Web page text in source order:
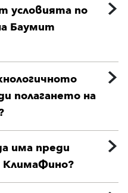
условията по
Баумит
полагането на
има преди
КлимаФино?